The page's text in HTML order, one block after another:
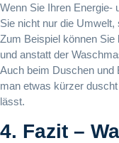
Wenn Sie Ihren Energie-
Sie nicht nur die
Zum Beispiel können
und anstatt der
Auch beim Duschen und
man etwas kürzer
lässt.
4. Fazit –